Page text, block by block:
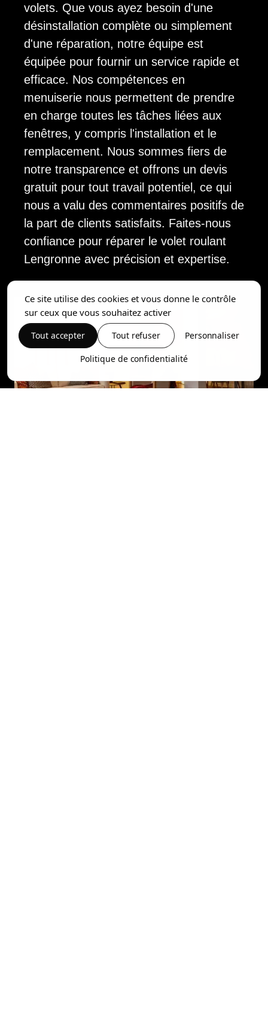
volets. Que vous ayez besoin d'une
désinstallation complète ou simplement
d'une réparation, notre équipe est
équipée pour fournir un service rapide et
efficace. Nos compétences en
menuiserie nous permettent de prendre
en charge toutes les tâches liées aux
fenêtres, y compris l'installation et le
remplacement. Nous sommes fiers de
notre transparence et offrons un devis
gratuit pour tout travail potentiel, ce qui
nous a valu des commentaires positifs de
la part de clients satisfaits. Faites-nous
confiance pour réparer le volet roulant
Lengronne avec précision et expertise.
Ce site utilise des cookies et vous donne le contrôle
sur ceux que vous souhaitez activer
Tout accepter Tout refuser Personnaliser
Politique de confidentialité